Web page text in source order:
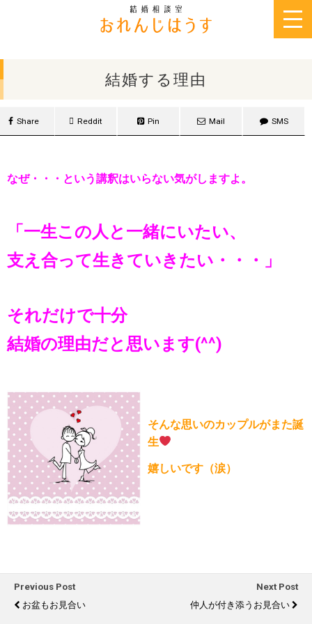
結婚する理由
Share Reddit Pin Mail SMS
なぜ・・・という講釈はいらない気がしますよ。
「一生この人と一緒にいたい、
支え合って生きていきたい・・・」
それだけで十分
結婚の理由だと思います(^^)
そんな思いのカップルがまた誕
生
嬉しいです（涙）
Previous Post
お盆もお見合い
Next Post
仲人が付き添うお見合い